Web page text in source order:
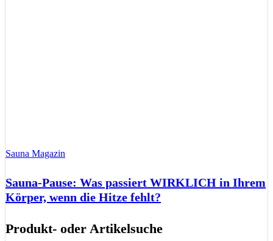
Sauna Magazin
Sauna-Pause: Was passiert WIRKLICH in Ihrem
Körper, wenn die Hitze fehlt?
Produkt- oder Artikelsuche